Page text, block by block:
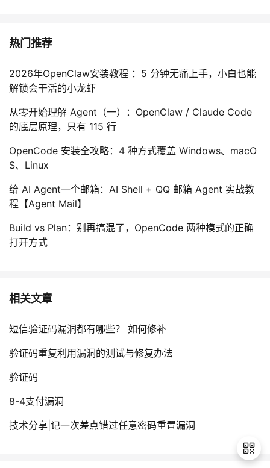
热门推荐
2026年OpenClaw安装教程 ：5 分钟无痛上手，小白也能
解锁会干活的小龙虾
从零开始理解 Agent（一）：OpenClaw / Claude Code
的底层原理，只有 115 行
OpenCode 安装全攻略：4 种方式覆盖 Windows、macO
S、Linux
给 AI Agent一个邮箱：AI Shell + QQ 邮箱 Agent 实战教
程【Agent Mail】
Build vs Plan：别再搞混了，OpenCode 两种模式的正确
打开方式
相关文章
短信验证码漏洞都有哪些？ 如何修补
验证码重复利用漏洞的测试与修复办法
验证码
8-4支付漏洞
技术分享|记一次差点错过任意密码重置漏洞